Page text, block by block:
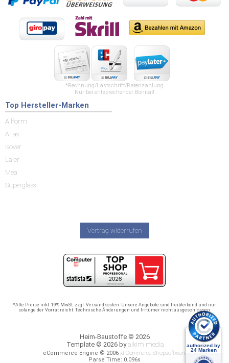
*Rechnung/Lastschrift/Ratenzahlung
Nur bei entsprechender Bonität!
Top Hersteller-Marken
Allform
Atlas
Isover
Laier
Mea
Superglass
Vertrag widerrufen
*Alle Preise inkl. 19% MwSt. zzgl. Versandkosten. Unsere Angebote sind freibleibend und nur
solange der Vorrat reicht. Technische Änderungen und Irrtümer nicht ausgeschlossen.
Heim-Baustoffe © 2026
Template © 2026 byalkim media
eCommerce Engine © 2006 xt:Commerce Shopsoftware
Parse Time: 0.096s